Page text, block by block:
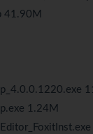
41.90M
1.24M